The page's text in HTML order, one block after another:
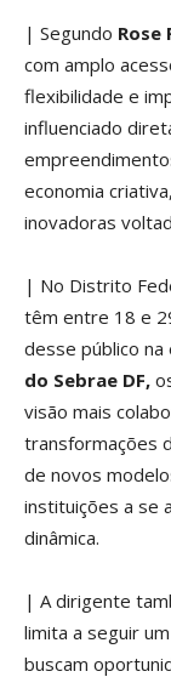
| Segundo Rose
com amplo
flexibilidade e
influenciado
economia
inovadoras
| No Distrito
têm entre 18 e
desse público na
do Sebrae DF,
visão mais
transformações
de novos
instituições a se
dinâmica.
| A dirigente
limita a seguir
buscam